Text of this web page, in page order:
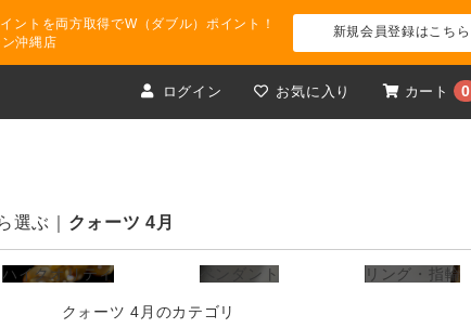
ントを両方取得でW（ダブル）ポイント！
沖縄店
新規会員登録はこちら
ログイン お気に入り カート 0
選ぶ クォーツ 4月
ハイクオリティ ペンダント リング・指輪
クォーツ 4月のカテゴリ